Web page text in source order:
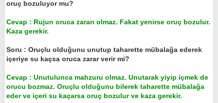
oruç bozuluyor mu?
Cevap : Rujun oruca zararı olmaz. Fakat yenirse oruç bozulur.
Kaza gerekir.
Soru : Oruçlu olduğunu unutup taharette mübalağa ederek
içeriye su kaçsa oruca zarar verir mi?
Cevap : Unutulunca mahzuru olmaz. Unutarak yiyip içmek de
orucu bozmaz. Oruçlu olduğunu bilerek taharette mübalağa
eder ve içeri su kaçarsa oruç bozulur ve kaza gerekir.